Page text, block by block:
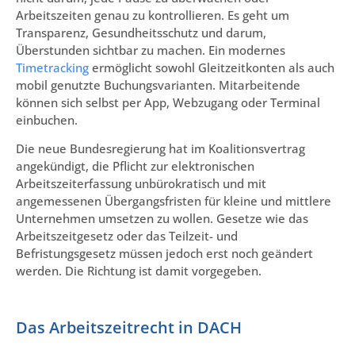
Arbeitszeiten genau zu kontrollieren. Es geht um
Transparenz, Gesundheitsschutz und darum,
Überstunden sichtbar zu machen. Ein modernes
Timetracking ermöglicht sowohl Gleitzeitkonten als auch
mobil genutzte Buchungsvarianten. Mitarbeitende
können sich selbst per App, Webzugang oder Terminal
einbuchen.
Die neue Bundesregierung hat im Koalitionsvertrag
angekündigt, die Pflicht zur elektronischen
Arbeitszeiterfassung unbürokratisch und mit
angemessenen Übergangsfristen für kleine und mittlere
Unternehmen umsetzen zu wollen. Gesetze wie das
Arbeitszeitgesetz oder das Teilzeit- und
Befristungsgesetz müssen jedoch erst noch geändert
werden. Die Richtung ist damit vorgegeben.
Das Arbeitszeitrecht in DACH